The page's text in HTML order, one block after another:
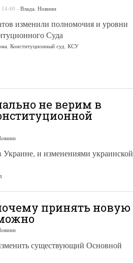
14:40 - Влада, Новини
изменили полномочия и уровни
Суда
, Конституционный суд, КСУ
не верим в
Украине, и изменениями украинской
принять новую
существующий Основной